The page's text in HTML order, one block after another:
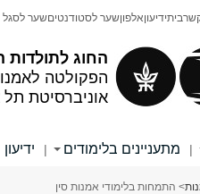
החוג לתולדות
הפקולטה
אוניברסיטת תל
ביתידיעוןאלפוןשער לסטודנטיםשער לסגל
| מתעניינים בלימודים | ידיעון
> התמחות בלימודי אמנות סין